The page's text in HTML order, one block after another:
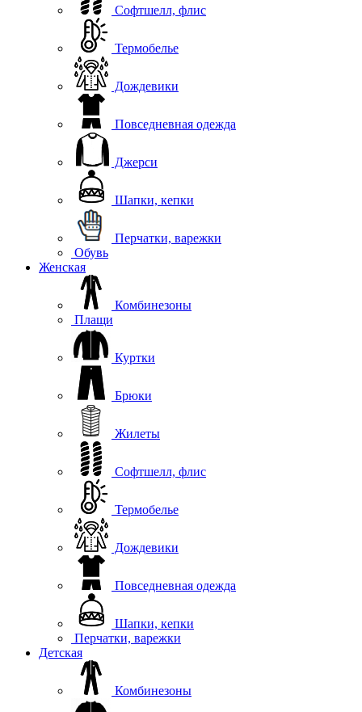
Софтшелл, флис
Термобелье
Дождевики
Повседневная одежда
Джерси
Шапки, кепки
Перчатки, варежки
Обувь
Женская
Комбинезоны
Плащи
Куртки
Брюки
Жилеты
Софтшелл, флис
Термобелье
Дождевики
Повседневная одежда
Шапки, кепки
Перчатки, варежки
Детская
Комбинезоны